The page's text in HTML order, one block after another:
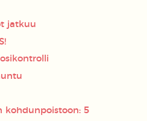
jatkuu
kohdunpoistoon: 5